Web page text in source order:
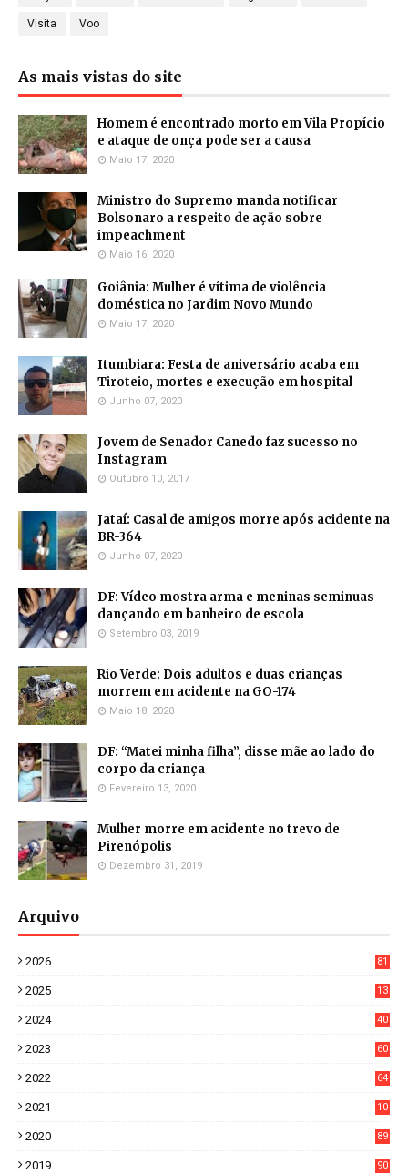
Visita Voo
As mais vistas do site
Homem é encontrado morto em Vila Propício
e ataque de onça pode ser a causa
Maio 17, 2020
Ministro do Supremo manda notificar
Bolsonaro a respeito de ação sobre
impeachment
Maio 16, 2020
Goiânia: Mulher é vítima de violência
doméstica no Jardim Novo Mundo
Maio 17, 2020
Itumbiara: Festa de aniversário acaba em
Tiroteio, mortes e execução em hospital
Junho 07, 2020
Jovem de Senador Canedo faz sucesso no
Instagram
Outubro 10, 2017
Jataí: Casal de amigos morre após acidente na
BR-364
Junho 07, 2020
DF: Vídeo mostra arma e meninas seminuas
dançando em banheiro de escola
Setembro 03, 2019
Rio Verde: Dois adultos e duas crianças
morrem em acidente na GO-174
Maio 18, 2020
DF: “Matei minha filha”, disse mãe ao lado do
corpo da criança
Fevereiro 13, 2020
Mulher morre em acidente no trevo de
Pirenópolis
Dezembro 31, 2019
Arquivo
2026
81
2025
13
2024
40
2023
60
2022
64
2021
10
2020
89
2019
90